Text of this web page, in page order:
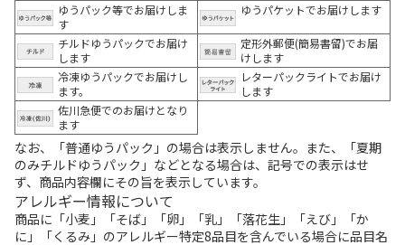
ゆうパック等でお届けしま
す
ゆうパケットでお届けします
チルドゆうパックでお届け
します
定形外郵便(簡易書留)でお届
けします
冷凍ゆうパックでお届けし
ます。
レターパックライトでお届け
します
佐川急便でのお届けとなり
ます
なお、「普通ゆうパック」の場合は表示しません。また、「夏期
のみチルドゆうパック」などとなる場合は、記号での表示はせ
ず、商品内容欄にその旨を表示しています。
アレルギー情報について
商品に「小麦」「そば」「卵」「乳」「落花生」「えび」「か
に」「くるみ」のアレルギー特定8品目を含んでいる場合に品目名